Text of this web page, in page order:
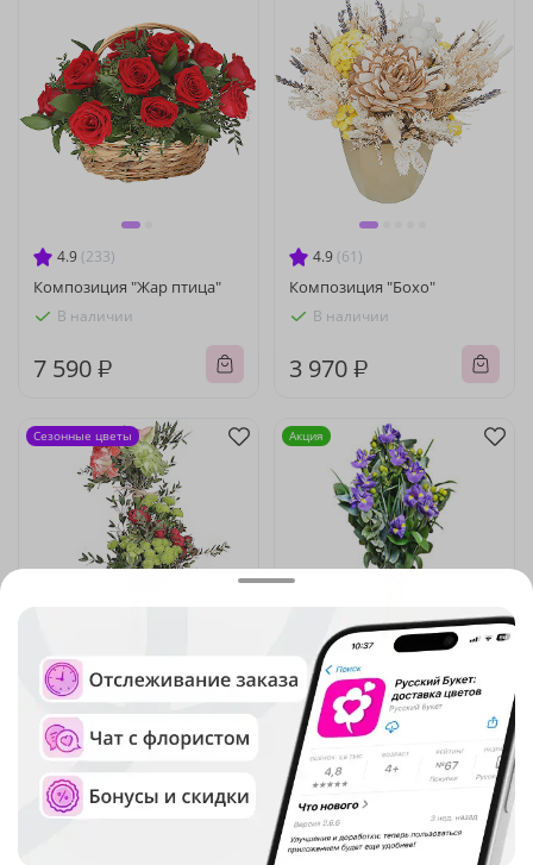
4.9 (233)
Композиция "Жар птица"
В наличии
7 590 ₽
4.9 (61)
Композиция "Бохо"
В наличии
3 970 ₽
4.9(56)
Букет "Экстравагантный"
Под заказ
7 220 ₽
Сезонные цветы
4.9(96)
Букет для мужчины
4 440 ₽
4 000 ₽
Акция